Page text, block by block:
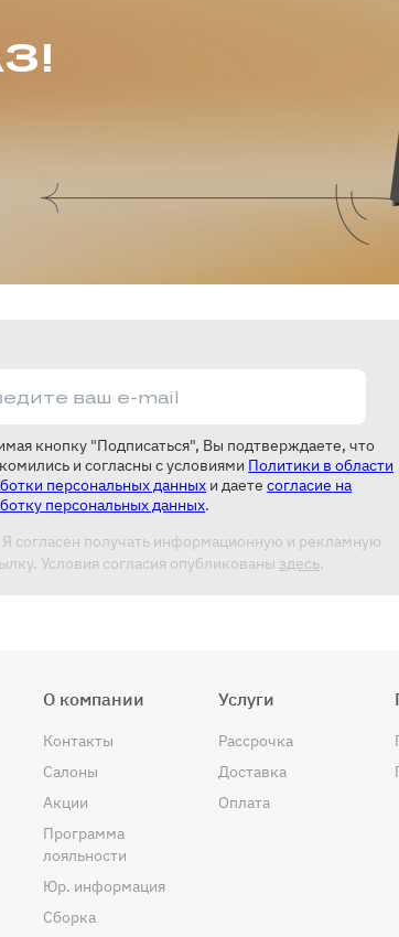
кнопку "Подписаться", Вы подтверждаете, что
и согласны с условиями Политики в области
персональных данных и даетесогласие на
персональных данных.
Я согласен получать информационную и рекламную
Условия согласия опубликованы здесь.
О компании
Контакты
Салоны
Акции
Программа
лояльности
Юр. информация
Сборка
Услуги
Рассрочка
Доставка
Оплата